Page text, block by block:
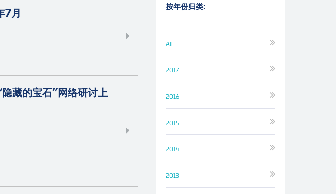
7月
藏的宝石”网络研讨上
按年份归类:
All
2017
2016
2015
2014
2013